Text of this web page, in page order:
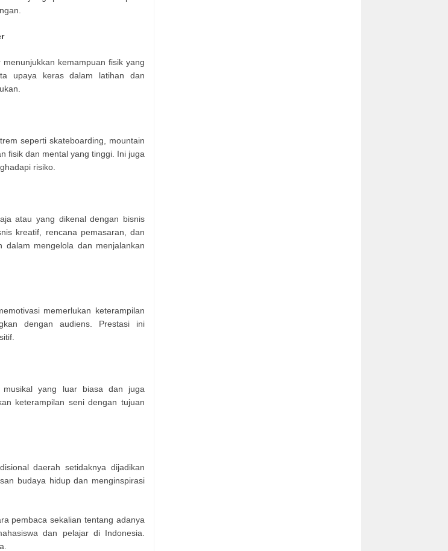
kemampuan fisik yang
upaya keras dalam latihan dan
seperti skateboarding, mountain
fisik dan mental yang tinggi. Ini juga
risiko.
atau yang dikenal dengan bisnis
kreatif, rencana pemasaran, dan
dalam mengelola dan menjalankan
memerlukan keterampilan
dengan audiens. Prestasi ini
musikal yang luar biasa dan juga
keterampilan seni dengan tujuan
daerah setidaknya dijadikan
budaya hidup dan menginspirasi
pembaca sekalian tentang adanya
dan pelajar di Indonesia.